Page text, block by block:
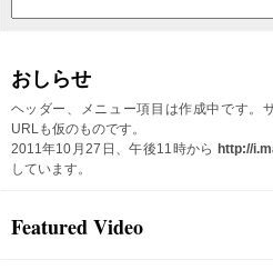
おしらせ
ヘッダー、メニュー項目は作成中です。
URLも仮のものです。
2011年10月27日、午後11時から http://
しています。
Featured Video